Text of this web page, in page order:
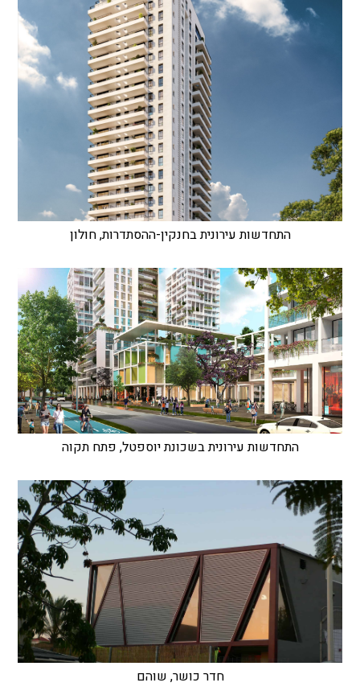
התחדשות עירונית בחנקין-ההסתדרות, חולון
התחדשות עירונית בשכונת יוספטל, פתח תקוה
חדר כושר, שוהם